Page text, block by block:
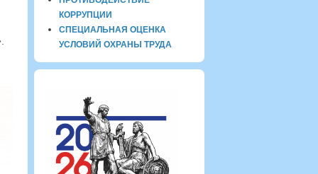
КОРРУПЦИИ
СПЕЦИАЛЬНАЯ ОЦЕНКА
УСЛОВИЙ ОХРАНЫ ТРУДА